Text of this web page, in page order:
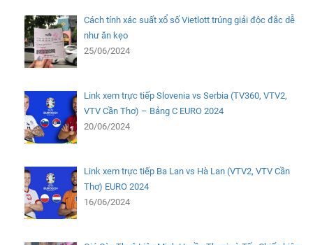
Cách tính xác suất xổ số Vietlott trúng giải độc đắc dễ
như ăn kẹo
25/06/2024
Link xem trực tiếp Slovenia vs Serbia (TV360, VTV2,
VTV Cần Thơ) – Bảng C EURO 2024
20/06/2024
Link xem trực tiếp Ba Lan vs Hà Lan (VTV2, VTV Cần
Thơ) EURO 2024
16/06/2024